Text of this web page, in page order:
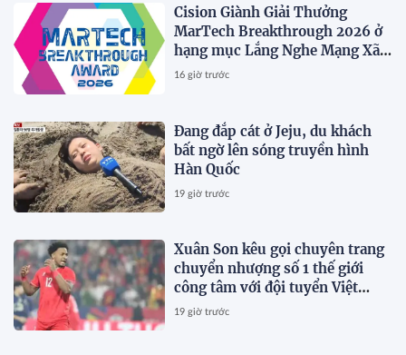
Cision Giành Giải Thưởng
MarTech Breakthrough 2026 ở
hạng mục Lắng Nghe Mạng Xã
Hội, Phân Phối Thông Cáo Báo
16 giờ trước
Đang đắp cát ở Jeju, du khách
bất ngờ lên sóng truyền hình
Hàn Quốc
19 giờ trước
Xuân Son kêu gọi chuyên trang
chuyển nhượng số 1 thế giới
công tâm với đội tuyển Việt
Nam
19 giờ trước